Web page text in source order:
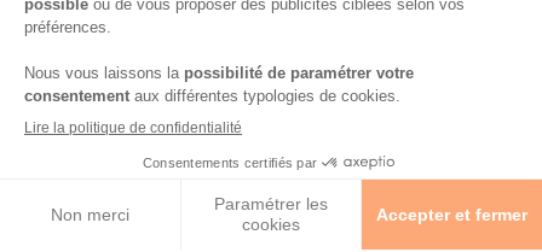
Mentions légales Consignes de tri de nos emballages
Caractéristiques environnementales de nos emballages
(informations AGEC) -Avis & notes collectés parShopadvizor